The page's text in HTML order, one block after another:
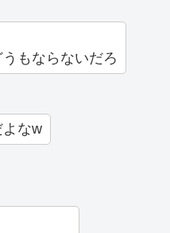
もならないだろ
よなw